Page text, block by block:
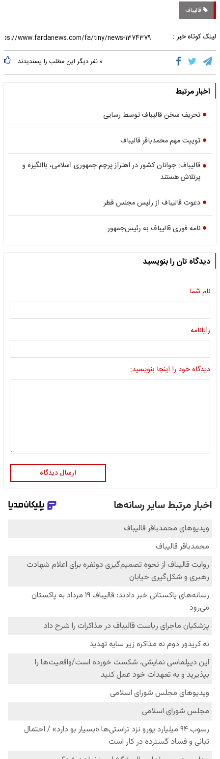
قالیباف
لینک کوتاه خبر :
۰ نفر دیگر این مطلب را پسندیدند
اخبار مرتبط
تحریف سخن قالیباف توسط رسایی
توییت مهم محمدباقر قالیباف
قالیباف: جوانان کشور در اهتزاز پرچم جمهوری اسلامی، باانگیزه و
پرتلاش هستند
دعوت قالیباف از رئیس مجلس قطر
نامه فوری قالیباف به رئیس‌جمهور
دیدگاه تان را بنویسید
نام شما
رایانامه
دیدگاه خود را اینجا بنویسید:
ارسال دیدگاه